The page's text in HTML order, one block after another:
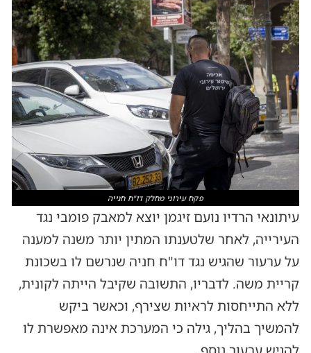
פקח עירוני מחלק דו''ח חנייה
עיתונאי הרדיו נועם זיגמן יוצא למאבק פומבי נגד
העירייה, לאחר שלטענתו המתין יותר משנה למענה
על ערעור שהגיש נגד דו"ח חניה שנרשם לו בשכונת
קריית משה. לדבריו, התשובה שקיבל הייתה לקונית,
ללא התייחסות לראיות שצירף, וכאשר ביקש
להמשיך בהליך, גילה כי המערכת אינה מאפשרת לו